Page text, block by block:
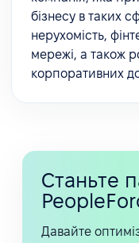
бізнесу в таких
нерухомість,
мережі, а також
корпоративних
Станьте
Давайте